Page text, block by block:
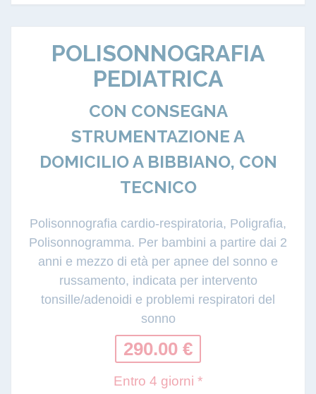
POLISONNOGRAFIA
PEDIATRICA
CON CONSEGNA
STRUMENTAZIONE A
DOMICILIO A BIBBIANO, CON
TECNICO
Polisonnografia cardio-respiratoria, Poligrafia,
Polisonnogramma. Per bambini a partire dai 2
anni e mezzo di età per apnee del sonno e
russamento, indicata per intervento
tonsille/adenoidi e problemi respiratori del
sonno
290.00 €
Entro 4 giorni *